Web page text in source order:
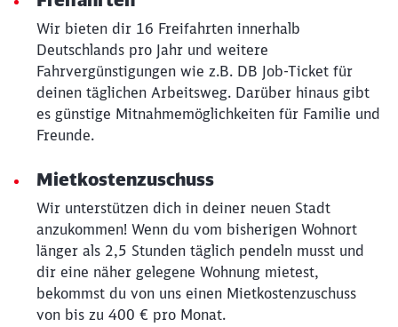
Wir bieten dir 16 Freifahrten innerhalb
Deutschlands pro Jahr und weitere
Fahrvergünstigungen wie z.B. DB Job-Ticket für
deinen täglichen Arbeitsweg. Darüber hinaus gibt
es günstige Mitnahmemöglichkeiten für Familie und
Freunde.
Mietkostenzuschuss
Wir unterstützen dich in deiner neuen Stadt
anzukommen! Wenn du vom bisherigen Wohnort
länger als 2,5 Stunden täglich pendeln musst und
dir eine näher gelegene Wohnung mietest,
bekommst du von uns einen Mietkostenzuschuss
von bis zu 400 € pro Monat.
Schließen
Möchten Sie zuweitergeleitet
werden?